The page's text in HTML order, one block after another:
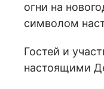
огни на
символом
Гостей и
настоящими